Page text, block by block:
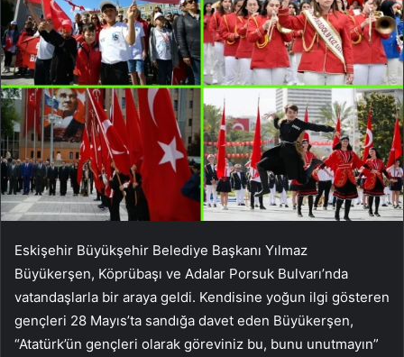
Eskişehir Büyükşehir Belediye Başkanı Yılmaz
Büyükerşen, Köprübaşı ve Adalar Porsuk Bulvarı’nda
vatandaşlarla bir araya geldi. Kendisine yoğun ilgi gösteren
gençleri 28 Mayıs’ta sandığa davet eden Büyükerşen,
“Atatürk’ün gençleri olarak göreviniz bu, bunu unutmayın”